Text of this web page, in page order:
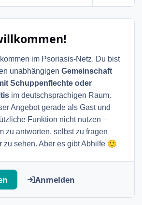
im Psoriasis-Netz. Du bist
unabhängigen Gemeinschaft
Schuppenflechte oder
im deutschsprachigen Raum.
Angebot gerade als Gast und
Funktion nicht nutzen –
zu antworten, selbst zu fragen
zu sehen. Aber es gibt Abhilfe 🙂
Anmelden